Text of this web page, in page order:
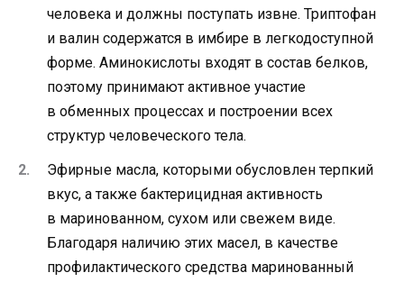
человека и должны поступать извне. Триптофан
и валин содержатся в имбире в легкодоступной
форме. Аминокислоты входят в состав белков,
поэтому принимают активное участие
в обменных процессах и построении всех
структур человеческого тела.
Эфирные масла, которыми обусловлен терпкий
вкус, а также бактерицидная активность
в маринованном, сухом или свежем виде.
Благодаря наличию этих масел, в качестве
профилактического средства маринованный